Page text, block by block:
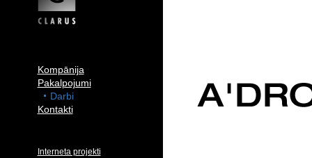
Kompānija
Pakalpojumi
Darbi
Kontakti
Interneta projekti